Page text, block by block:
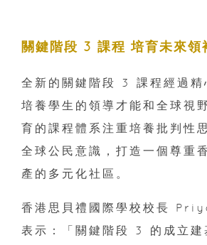
關鍵階段 3 課程 培育未來領
全新的關鍵階段 3 課程經過精
培養學生的領導才能和全球視
育的課程體系注重培養批判性
全球公民意識，打造一個尊重
產的多元化社區。
香港思貝禮國際學校校長
表示：「關鍵階段 3 的成立建